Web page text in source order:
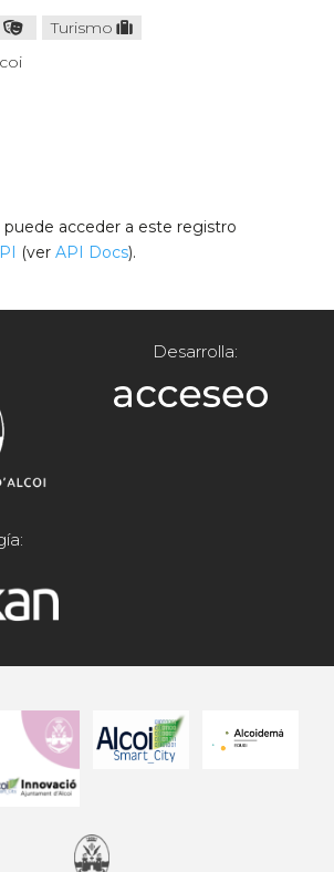
Turismo
acceder a este registro
(verAPI Docs).
Desarrolla: